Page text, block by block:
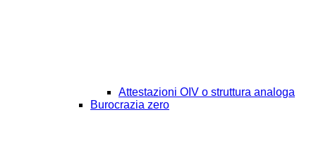
Attestazioni OIV o struttura analoga
Burocrazia zero